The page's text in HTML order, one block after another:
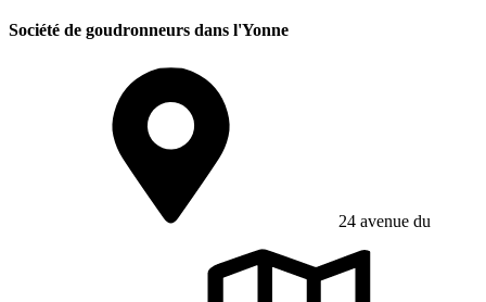
Société de goudronneurs dans l'Yonne
24 avenue du